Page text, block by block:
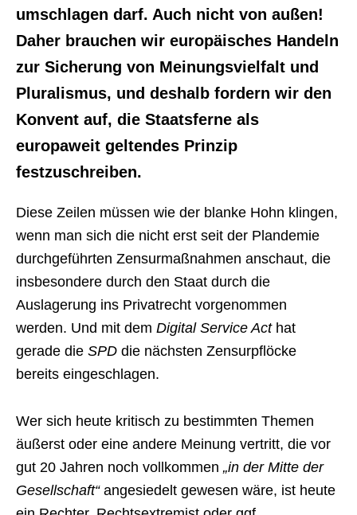
umschlagen darf. Auch nicht von außen!
Daher brauchen wir europäisches Handeln
zur Sicherung von Meinungsvielfalt und
Pluralismus, und deshalb fordern wir den
Konvent auf, die Staatsferne als
europaweit geltendes Prinzip
festzuschreiben.
Diese Zeilen müssen wie der blanke Hohn klingen,
wenn man sich die nicht erst seit der Plandemie
durchgeführten Zensurmaßnahmen anschaut, die
insbesondere durch den Staat durch die
Auslagerung ins Privatrecht vorgenommen
werden. Und mit dem Digital Service Acthat
gerade die SPD die nächsten Zensurpflöcke
bereits eingeschlagen.
Wer sich heute kritisch zu bestimmten Themen
äußerst oder eine andere Meinung vertritt, die vor
gut 20 Jahren noch vollkommen „in der Mitte der
Gesellschaft“angesiedelt gewesen wäre, ist heute